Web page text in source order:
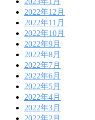
2022年12月
2022年11月
2022年10月
2022年9月
2022年8月
2022年7月
2022年6月
2022年5月
2022年4月
2022年3月